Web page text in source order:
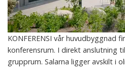
KONFERENSI vår huvudbyggnad
konferensrum. I direkt anslutning
grupprum. Salarna ligger avskilt i